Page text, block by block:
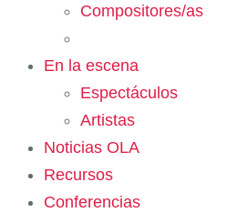
Compositores/as
En la escena
Espectáculos
Artistas
Noticias OLA
Recursos
Conferencias